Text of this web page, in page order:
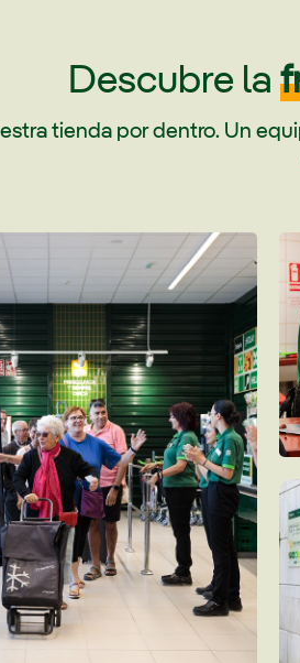
Descubre la
tienda por dentro. Un